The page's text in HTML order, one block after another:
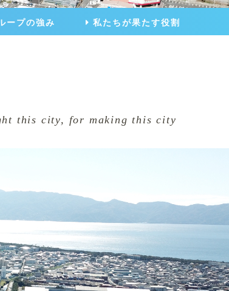
ープの強み 私たちが果たす役割
this city, for making this city